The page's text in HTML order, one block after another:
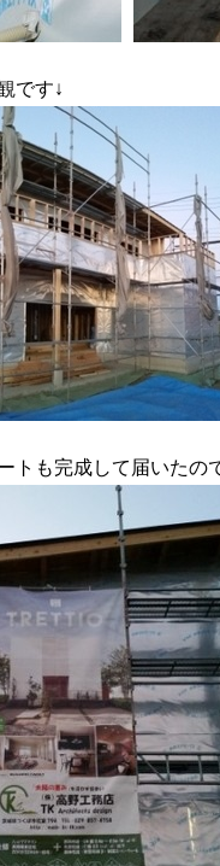
です↓
トも完成して届いたの